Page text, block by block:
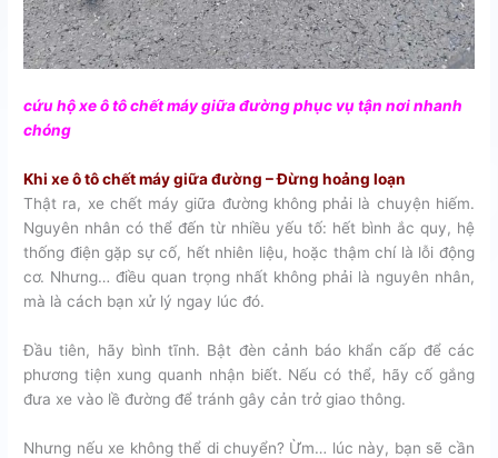
cứu hộ xe ô tô chết máy giữa đường phục vụ tận nơi nhanh
chóng
Khi xe ô tô chết máy giữa đường – Đừng hoảng loạn
Thật ra, xe chết máy giữa đường không phải là chuyện hiếm.
Nguyên nhân có thể đến từ nhiều yếu tố: hết bình ắc quy, hệ
thống điện gặp sự cố, hết nhiên liệu, hoặc thậm chí là lỗi động
cơ. Nhưng… điều quan trọng nhất không phải là nguyên nhân,
mà là cách bạn xử lý ngay lúc đó.
Đầu tiên, hãy bình tĩnh. Bật đèn cảnh báo khẩn cấp để các
phương tiện xung quanh nhận biết. Nếu có thể, hãy cố gắng
đưa xe vào lề đường để tránh gây cản trở giao thông.
Nhưng nếu xe không thể di chuyển? Ừm… lúc này, bạn sẽ cần